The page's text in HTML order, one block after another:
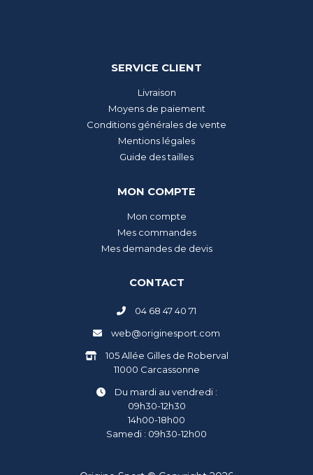
SERVICE CLIENT
Livraison
Moyens de paiement
Conditions générales de vente
Mentions légales
Guide des tailles
MON COMPTE
Mon compte
Mes commandes
Mes demandes de devis
CONTACT
04 68 47 40 71
web@originesport.com
105 Allée Gilles de Roberval
11000 Carcassonne
Du mardi au vendredi :
09h30-12h30
14h00-18h00
Samedi : 09h30-12h00